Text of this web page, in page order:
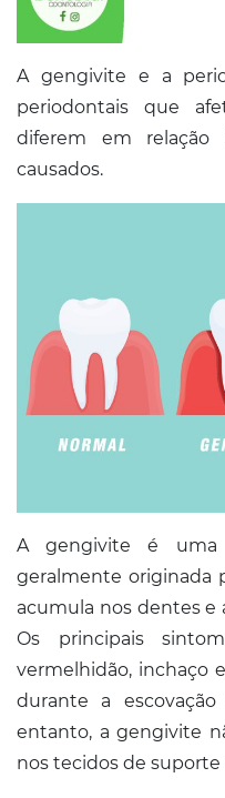
A gengivite e a
periodontais que
diferem em
causados.
A gengivite é uma
geralmente originada
acumula nos dentes e
Os principais
vermelhidão, inchaço
durante a
entanto, a gengivite
nos tecidos de suporte